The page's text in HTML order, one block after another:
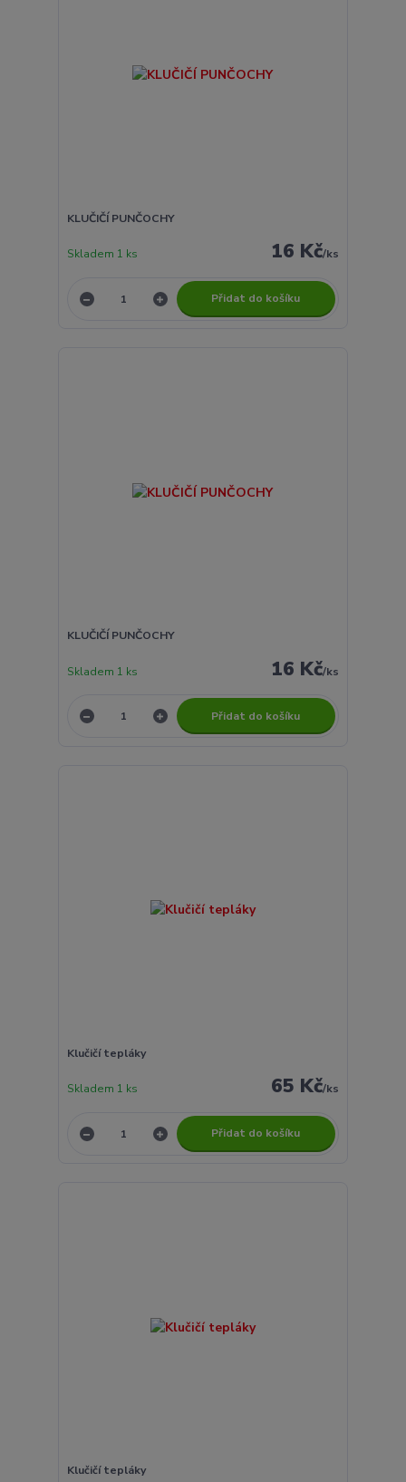
KLUČIČÍ PUNČOCHY
16 Kč/ks
Skladem 1 ks
Přidat do košíku
KLUČIČÍ PUNČOCHY
16 Kč/ks
Skladem 1 ks
Přidat do košíku
Klučičí tepláky
65 Kč/ks
Skladem 1 ks
Přidat do košíku
Klučičí tepláky